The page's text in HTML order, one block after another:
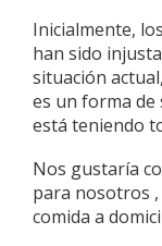
Inicialmente,
han sido
situación
es un forma de
está teniendo
Nos gustaría
para nosotros
comida a